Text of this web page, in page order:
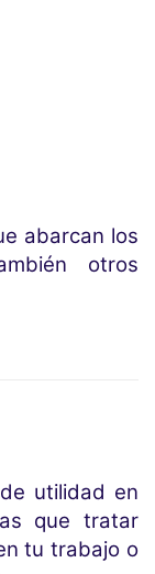
abarcan los
otros
utilidad en
que tratar
tu trabajo o